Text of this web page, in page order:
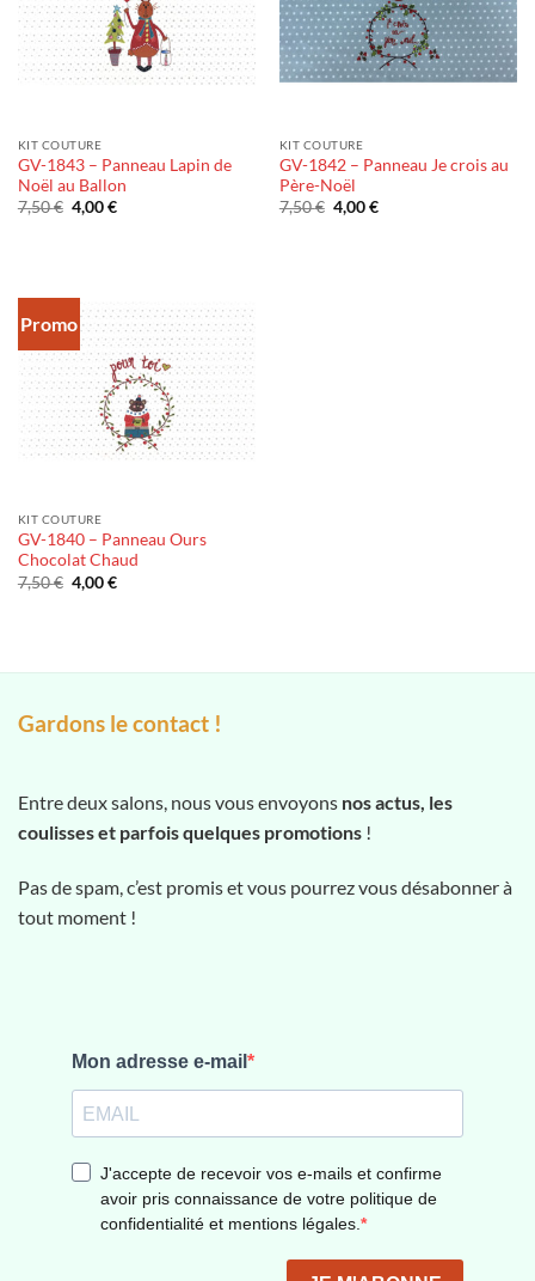
KIT COUTURE
GV-1843 – Panneau Lapin de
Noël au Ballon
7,50€ Le
prix
4,00€Le
KIT COUTURE
GV-1842 – Panneau Je crois au
Père-Noël
7,50€ Le
prix
4,00€Le
Promo
KIT COUTURE
GV-1840 – Panneau Ours
Chocolat Chaud
7,50€ Le
prix
4,00€Le
Gardons le contact !
Entre deux salons, nous vous envoyons nos actus, les
coulisses et parfois quelques promotions !
Pas de spam, c’est promis et vous pourrez vous désabonner à
tout moment !